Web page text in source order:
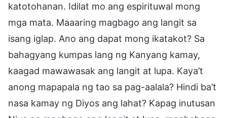
katotohanan. Idilat mo ang espirituwal mong
mga mata. Maaaring magbago ang langit sa
isang iglap. Ano ang dapat mong ikatakot? Sa
bahagyang kumpas lang ng Kanyang kamay,
kaagad mawawasak ang langit at lupa. Kaya’t
anong mapapala ng tao sa pag-aalala? Hindi ba’t
nasa kamay ng Diyos ang lahat? Kapag inutusan